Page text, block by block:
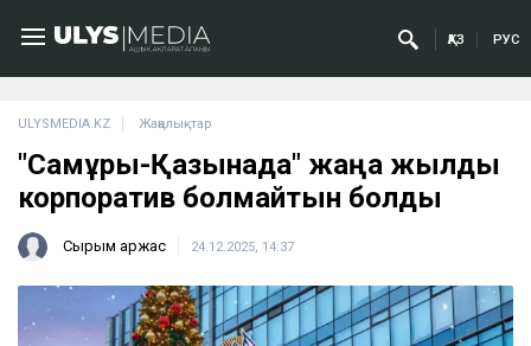
ҚАЗ РУС
ULYSMEDIA.KZ Жаңалықтар
"Самұрық-Қазынада" жаңа жылдық
корпоратив болмайтын болды
Сырым Қаржас 24.12.2025, 14:37